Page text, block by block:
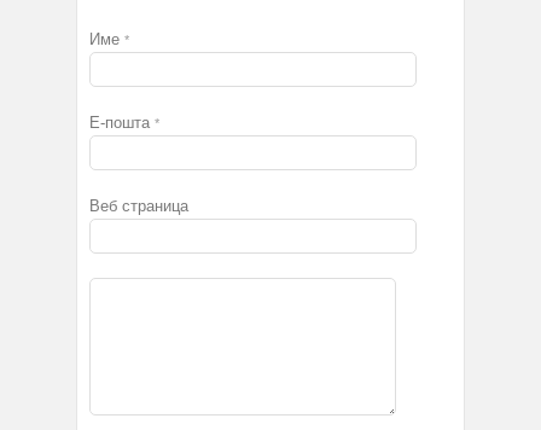
Име *
Е-пошта *
Веб страница